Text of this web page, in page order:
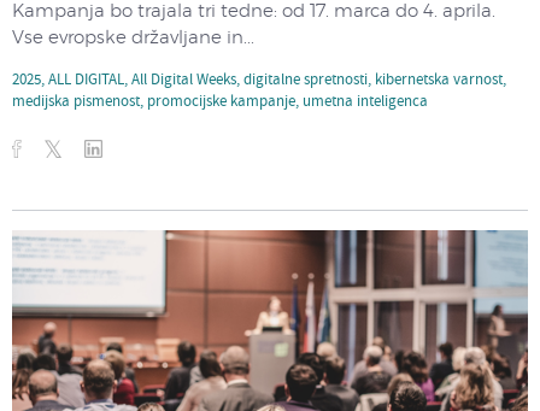
Kampanja bo trajala tri tedne: od 17. marca do 4. aprila.
Vse evropske državljane in...
2025,ALL DIGITAL,All Digital Weeks,digitalne spretnosti, kibernetska varnost,
medijska pismenost, promocijske kampanje, umetna inteligenca